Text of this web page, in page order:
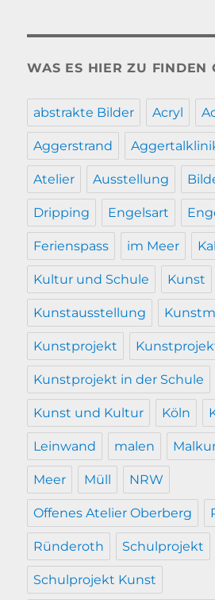
WAS ES HIER ZU FINDEN
abstrakte Bilder Acryl
Aggerstrand
Atelier Ausstellung
Dripping Engelsart
Ferienspass im Meer
Kultur und Schule Kunst
Kunstausstellung
Kunstprojekt
Kunstprojekt in der Schule
Kunst und Kultur Köln
Leinwand malen
Meer Müll NRW
Offenes Atelier Oberberg
Ründeroth Schulprojekt
Schulprojekt Kunst